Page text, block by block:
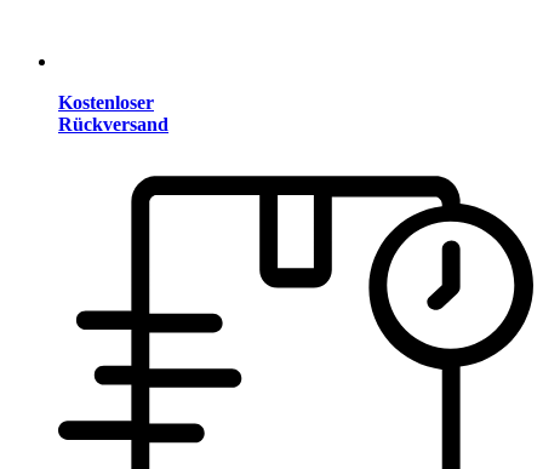
Kostenloser
Rückversand